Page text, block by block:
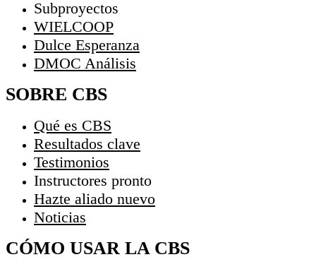
Subproyectos
WIELCOOP
Dulce Esperanza
DMOC Análisis
SOBRE CBS
Qué es CBS
Resultados clave
Testimonios
Instructores pronto
Hazte aliado nuevo
Noticias
CÓMO USAR LA CBS